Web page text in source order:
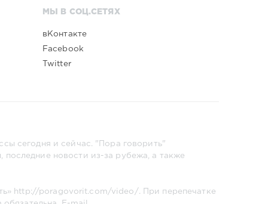
МЫ В СОЦ.СЕТЯХ
вКонтакте
Facebook
Twitter
сегодня и сейчас. "Пора говорить"
новости из-за рубежа, а также
http://poragovorit.com/video/
. При перепечатке